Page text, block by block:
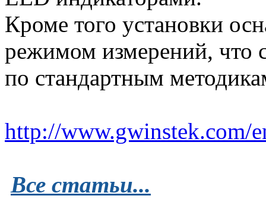
Кроме того установки
режимом измерений, что
по стандартным
http://www.gwinstek.com/
Все статьи...